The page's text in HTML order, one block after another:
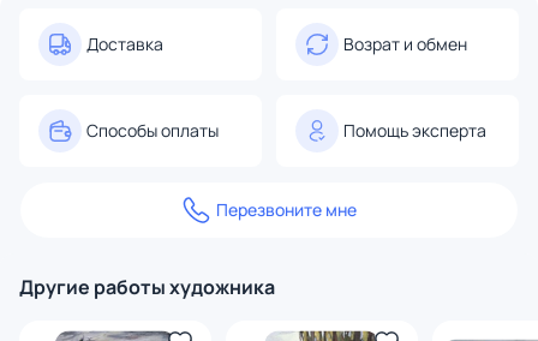
Доставка Возрат и обмен
Способы оплаты Помощь эксперта
Перезвоните мне
Другие работы художника